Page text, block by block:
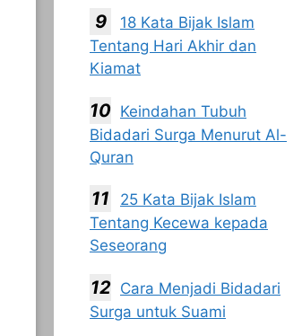
18 Kata Bijak Islam
Tentang Hari Akhir dan
Kiamat
Keindahan Tubuh
Bidadari Surga Menurut Al-
Quran
25 Kata Bijak Islam
Tentang Kecewa kepada
Seseorang
Cara Menjadi Bidadari
Surga untuk Suami